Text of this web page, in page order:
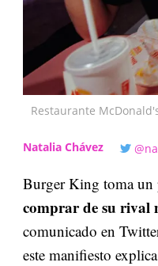
Restaurante
Natalia Chávez
Burger King toma un
comprar de su rival
comunicado en
este manifiesto